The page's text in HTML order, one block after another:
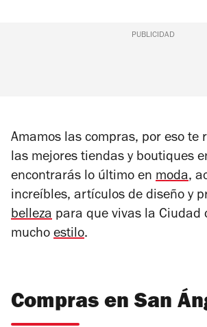
PUBLICIDAD
Amamos las compras, por eso te
las mejores tiendas y boutiques
encontrarás lo último en moda,
increíbles, artículos de diseño y
belleza para que vivas la Ciudad
mucho estilo.
Compras en San